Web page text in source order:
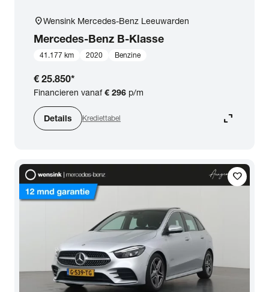
location_onWensink Mercedes-Benz Leeuwarden
Mercedes-Benz B-Klasse
41.177 km 2020 Benzine
€ 25.850*
Financieren vanaf€ 296 p/m
Details Krediettabel expand_content
favorite